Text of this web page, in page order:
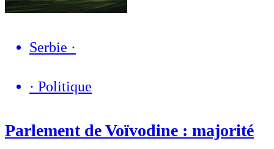
Serbie ·
· Politique
Parlement de Voïvodine : majorité